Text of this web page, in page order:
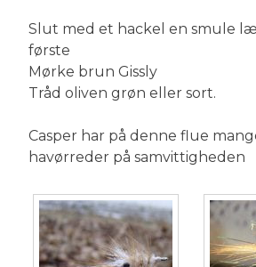
Slut med et hackel en smule
første
Mørke brun Gissly
Tråd oliven grøn eller sort.
Casper har på denne flue
havørreder på samvittigheden